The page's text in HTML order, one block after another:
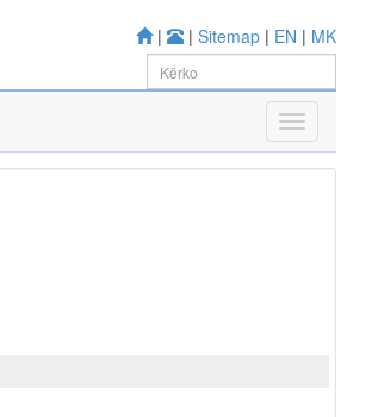
| | Sitemap | EN | MK